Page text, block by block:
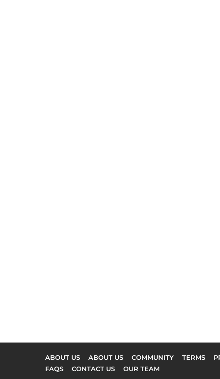
ABOUT US ABOUT US COMMUNITY TERMS
FAQS
CONTACT US OUR TEAM